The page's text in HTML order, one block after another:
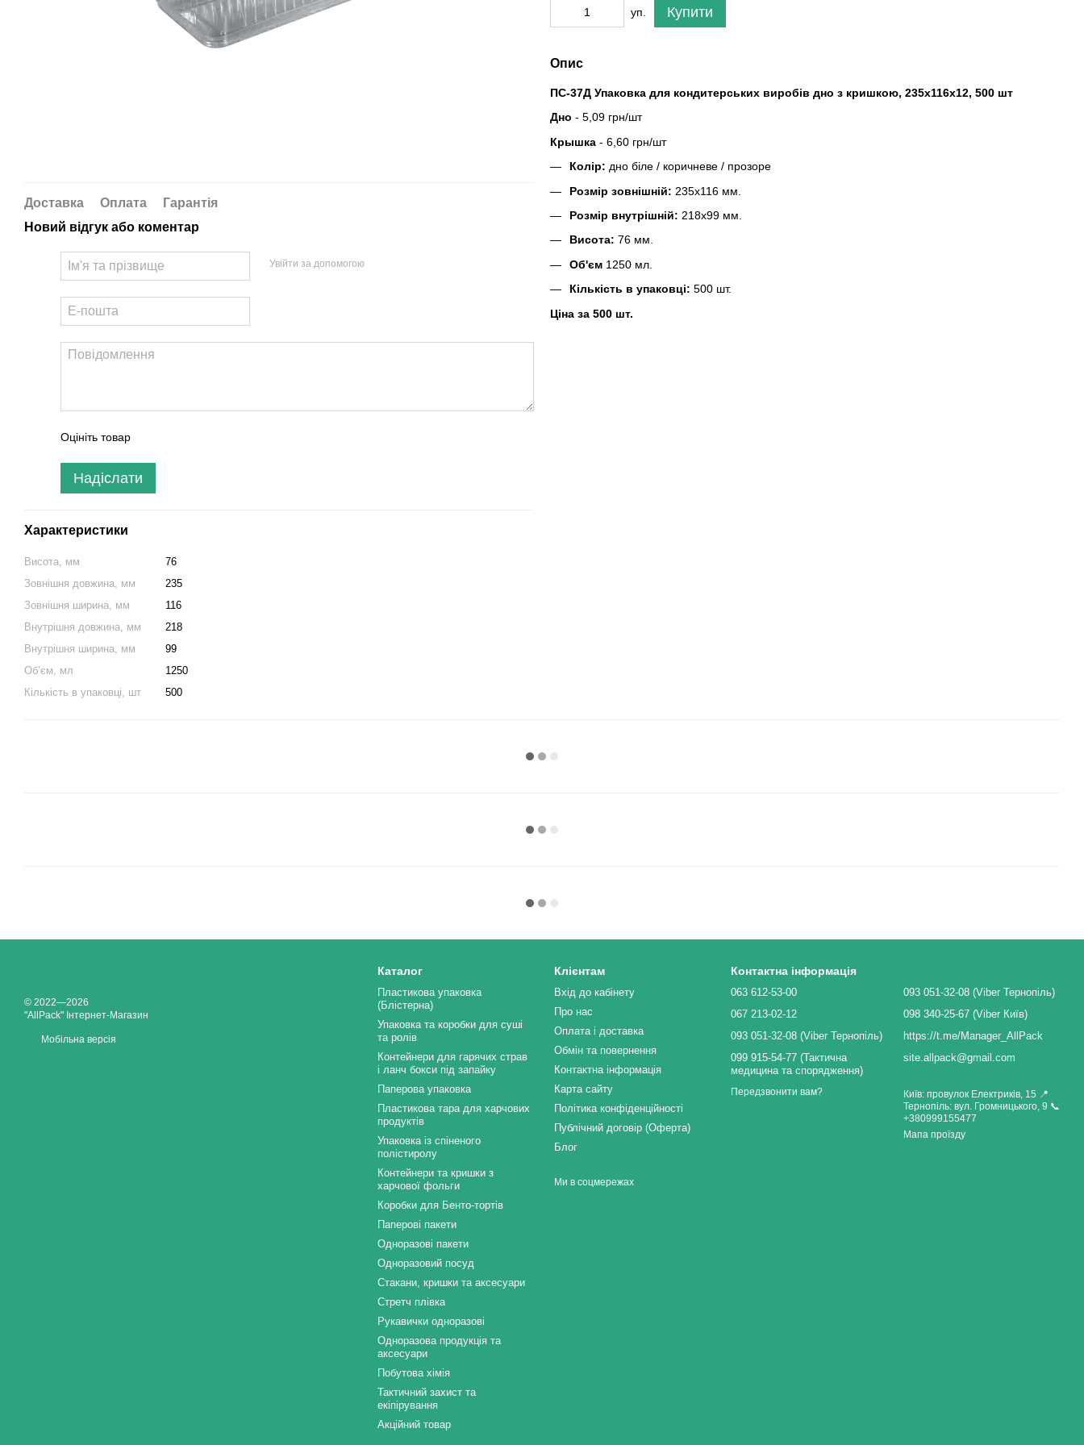
Доставка Оплата
Гарантія
Новий відгук або коментар
Увійти за допомогою
Оцініть товар
Надіслати
Характеристики
Висота, мм
76
Зовнішня довжина, мм
235
Зовнішня ширина, мм
116
Внутрішня довжина, мм
218
Внутрішня ширина, мм
99
Об’єм, мл
1250
Кількість в упаковці, шт
500
уп. Купити
Опис
ПС-37Д Упаковка для кондитерських виробів дно з кришкою, 235х116х12, 500 шт
Дно - 5,09 грн/шт
Крышка - 6,60 грн/шт
Колір: дно біле / коричневе / прозоре
Розмір зовнішній: 235х116 мм.
Розмір внутрішній: 218х99 мм.
Висота: 76 мм.
Об'єм 1250 мл.
Кількість в упаковці: 500 шт.
Ціна за 500 шт.
© 2022—2026
"AllPack" Інтернет-Магазин
Мобільна версія
Каталог
Пластикова упаковка
(Блістерна)
Упаковка та коробки для суші
та ролів
Контейнери для гарячих страв
і ланч бокси під запайку
Паперова упаковка
Пластикова тара для харчових
продуктів
Упаковка із спіненого
полістиролу
Контейнери та кришки з
харчової фольги
Коробки для Бенто-тортів
Паперові пакети
Одноразові пакети
Одноразовий посуд
Стакани, кришки та аксесуари
Стретч плівка
Рукавички одноразові
Одноразова продукція та
аксесуари
Побутова хімія
Тактичний захист та
екіпірування
Акційний товар
Клієнтам
Вхід до кабінету
Про нас
Оплата і доставка
Обмін та повернення
Контактна інформація
Карта сайту
Політика конфіденційності
Публічний договір (Оферта)
Блог
Ми в соцмережах
Контактна інформація
063 612-53-00
067 213-02-12
093 051-32-08 (Viber Тернопіль)
099 915-54-77 (Тактична
медицина та спорядження)
Передзвонити вам?
093 051-32-08 (Viber Тернопіль)
098 340-25-67 (Viber Київ)
https://t.me/Manager_AllPack
site.allpack@gmail.com
Київ: провулок Електриків, 15 📍
Тернопіль: вул. Громницького, 9 📞
+380999155477
Мапа проїзду